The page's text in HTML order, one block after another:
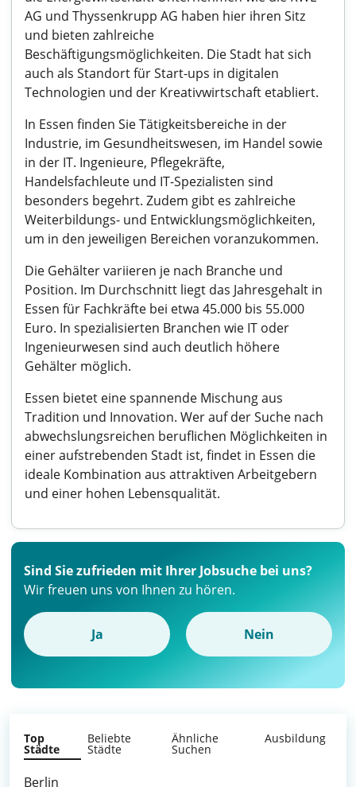
AG und Thyssenkrupp AG haben hier ihren Sitz
und bieten zahlreiche
Beschäftigungsmöglichkeiten. Die Stadt hat sich
auch als Standort für Start-ups in digitalen
Technologien und der Kreativwirtschaft etabliert.
In Essen finden Sie Tätigkeitsbereiche in der
Industrie, im Gesundheitswesen, im Handel sowie
in der IT. Ingenieure, Pflegekräfte,
Handelsfachleute und IT-Spezialisten sind
besonders begehrt. Zudem gibt es zahlreiche
Weiterbildungs- und Entwicklungsmöglichkeiten,
um in den jeweiligen Bereichen voranzukommen.
Die Gehälter variieren je nach Branche und
Position. Im Durchschnitt liegt das Jahresgehalt in
Essen für Fachkräfte bei etwa 45.000 bis 55.000
Euro. In spezialisierten Branchen wie IT oder
Ingenieurwesen sind auch deutlich höhere
Gehälter möglich.
Essen bietet eine spannende Mischung aus
Tradition und Innovation. Wer auf der Suche nach
abwechslungsreichen beruflichen Möglichkeiten in
einer aufstrebenden Stadt ist, findet in Essen die
ideale Kombination aus attraktiven Arbeitgebern
und einer hohen Lebensqualität.
Sind Sie zufrieden mit Ihrer Jobsuche bei uns?
Wir freuen uns von Ihnen zu hören.
Ja Nein
Top
Städte
Beliebte
Städte
Ähnliche
Suchen
Ausbildung
Berlin